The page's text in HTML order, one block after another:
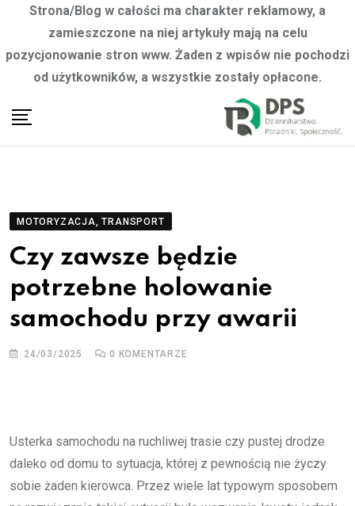
Strona/Blog w całości ma charakter reklamowy, a
zamieszczone na niej artykuły mają na celu
pozycjonowanie stron www. Żaden z wpisów nie pochodzi
od użytkowników, a wszystkie zostały opłacone.
MOTORYZACJA, TRANSPORT
Czy zawsze będzie
potrzebne holowanie
samochodu przy awarii
24/03/2025 0 KOMENTARZE
Usterka samochodu na ruchliwej trasie czy pustej drodze
daleko od domu to sytuacja, której z pewnością nie życzy
sobie żaden kierowca. Przez wiele lat typowym sposobem